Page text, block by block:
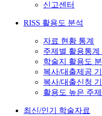
신고센터
RISS 활용도 분석
자료 현황 통계
주제별 활용통계
학술지 활용도
복사/대출제공
복사/대출신청
활용도 높은 주제
최신/인기 학술자료